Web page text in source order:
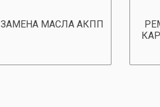
ЗАМЕНА МАСЛА АКПП